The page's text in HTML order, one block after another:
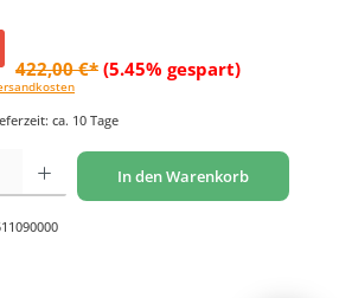
422,00 €* (5.45% gespart)
ca. 10 Tage
Wert ein oder benutze die Schaltflächen um
In den Warenkorb